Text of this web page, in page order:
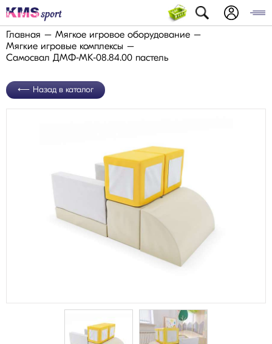
Главная
Мягкое игровое оборудование
Мягкие игровые комплексы
Самосвал ДМФ-МК-08.84.00 пастель
Назад в каталог